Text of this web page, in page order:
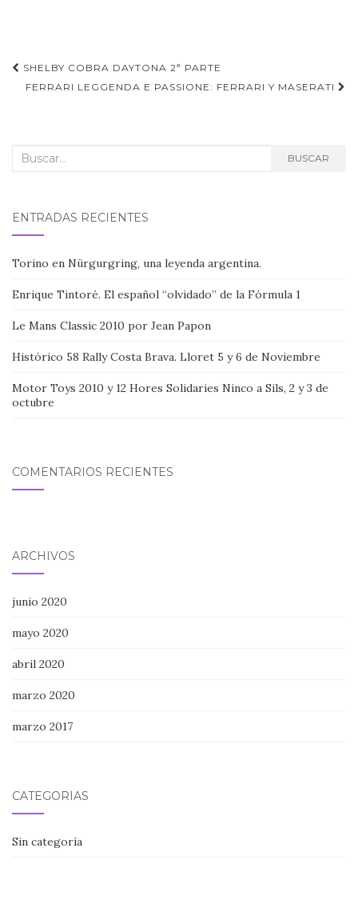
Navegación
de
SHELBY COBRA DAYTONA 2ª PARTE
FERRARI LEGGENDA E PASSIONE: FERRARI Y MASERATI
Buscar: BUSCAR
ENTRADAS RECIENTES
Torino en Nürgurgring, una leyenda argentina.
Enrique Tintoré. El español “olvidado” de la Fórmula 1
Le Mans Classic 2010 por Jean Papon
Histórico 58 Rally Costa Brava. Lloret 5 y 6 de Noviembre
Motor Toys 2010 y 12 Hores Solidaries Ninco a Sils, 2 y 3 de
octubre
COMENTARIOS RECIENTES
ARCHIVOS
junio 2020
mayo 2020
abril 2020
marzo 2020
marzo 2017
CATEGORÍAS
Sin categoría